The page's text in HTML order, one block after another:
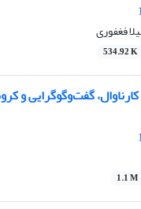
فغفوری
534.92 K
گفت‌وگوگرایی و
1.1 M